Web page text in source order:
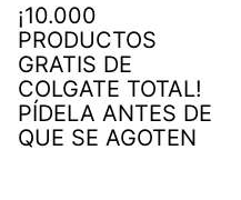
¡10.000
PRODUCTOS
GRATIS DE
COLGATE TOTAL!
PÍDELA ANTES DE
QUE SE AGOTEN